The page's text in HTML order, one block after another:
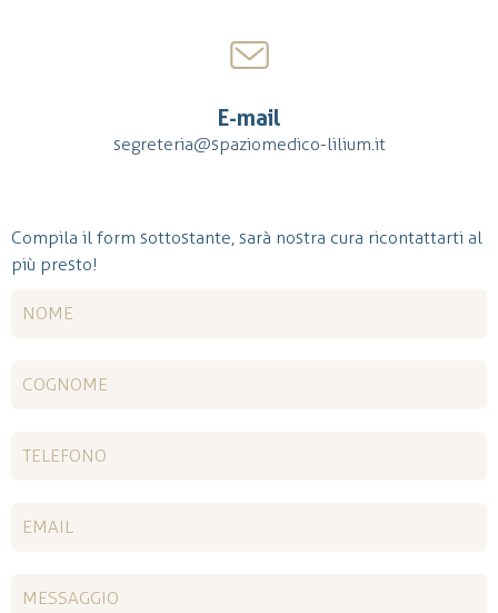
E-mail
segreteria@spaziomedico-lilium.it
Compila il form sottostante, sarà nostra cura ricontattarti al
più presto!